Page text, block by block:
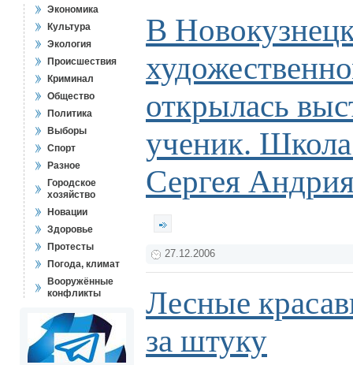
Экономика
Культура
Экология
Происшествия
Криминал
Общество
Политика
Выборы
Спорт
Разное
Городское
хозяйство
Новации
Здоровье
Протесты
Погода, климат
Вооружённые
конфликты
В
открылась
ученик. Школа
Сергея
27.12.2006
Лесные
за штуку